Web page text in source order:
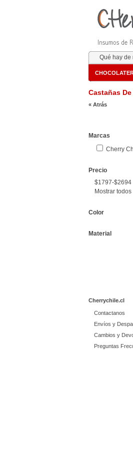
Qué hay de
Castañas De
« Atrás
Marcas
Cherry
Precio
$1797-$2694
Mostrar todos
Color
Material
Cherrychile.cl
Contactanos
Envíos y
Cambios y
Preguntas